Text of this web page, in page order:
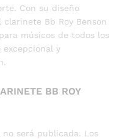
Con su diseño
Bb Roy Benson
músicos de todos los
y
BB ROY
será publicada. Los